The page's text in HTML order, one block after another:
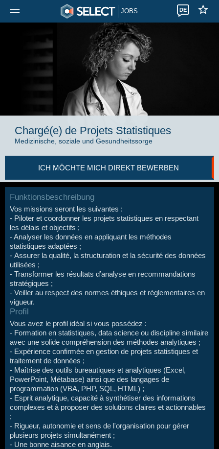
JOBS DE
Chargé(e) de Projets Statistiques
Medizinische, soziale und Gesundheitssorge
ICH MÖCHTE MICH DIREKT BEWERBEN
Funktionsbeschreibung
Vos missions seront les suivantes :
- Piloter et coordonner les projets statistiques en respectant
les délais et objectifs ;
- Analyser les données en appliquant les méthodes
statistiques adaptées ;
- Assurer la qualité, la structuration et la sécurité des données
utilisées ;
- Transformer les résultats d’analyse en recommandations
stratégiques ;
- Veiller au respect des normes éthiques et réglementaires en
vigueur.
Profil
Vous avez le profil idéal si vous possédez :
- Formation en statistiques, data science ou discipline similaire
avec une solide compréhension des méthodes analytiques ;
- Expérience confirmée en gestion de projets statistiques et
traitement de données ;
- Maîtrise des outils bureautiques et analytiques (Excel,
PowerPoint, Métabase) ainsi que des langages de
programmation (VBA, PHP, SQL, HTML) ;
- Esprit analytique, capacité à synthétiser des informations
complexes et à proposer des solutions claires et actionnables
;
- Rigueur, autonomie et sens de l'organisation pour gérer
plusieurs projets simultanément ;
- Une bonne aisance en anglais.